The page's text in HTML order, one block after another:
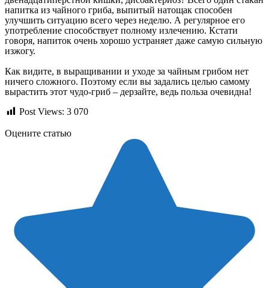
напитка из чайного гриба, выпитый натощак способен
улучшить ситуацию всего через неделю. А регулярное его
употребление способствует полному излечению. Кстати
говоря, напиток очень хорошо устраняет даже самую сильную
изжогу.
Как видите, в выращивании и уходе за чайным грибом нет
ничего сложного. Поэтому если вы задались целью самому
вырастить этот чудо-гриб – дерзайте, ведь польза очевидна!
Post Views: 3 070
Оцените статью